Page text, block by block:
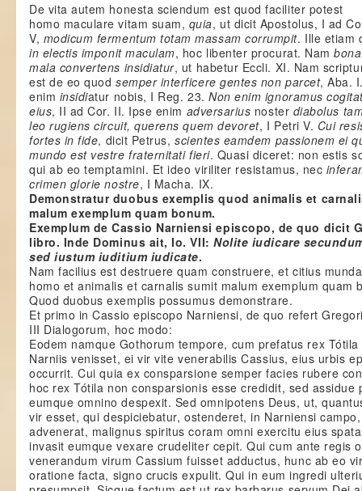
De vita autem honesta sciendum est quod faciliter potest
homo maculare vitam suam, quia, ut dicit Apostolus, I ad
V, modicum fermentum totam massam corrumpit. Ille etiam
in electis imponit maculam, hoc libenter procurat. Nam
mala convertens insidiatur, ut habetur Eccli. XI. Nam
est de eo quod semper interficere gentes non parcet, Aba.
enim insidiatur nobis, I Reg. 23.Non enim ignoramus
eius, II ad Cor. II. Ipse enim adversarius noster diabolus
leo rugiens circuit, querens quem devoret, I Petri V. Cui
fortes in fide, dicit Petrus,scientes eamdem passionem ei
mundo est vestre fraternitati fieri. Quasi diceret: non estis
qui ab eo temptamini. Et ideo viriliter resistamus, nec
crimen glorie nostre, I Macha. IX.
Demonstratur duobus exemplis quod animalis et
malum exemplum quam bonum.
Exemplum de Cassio Narniensi episcopo, de quo dicit
libro. Inde Dominus ait, Io. VII:Nolite iudicare
sed iustum iuditium iudicate.
Nam facilius est destruere quam construere, et citius
homo et animalis et carnalis sumit malum exemplum quam
Quod duobus exemplis possumus demonstrare.
Et primo in Cassio episcopo Narniensi, de quo refert
III Dialogorum, hoc modo:
Eodem namque Gothorum tempore, cum prefatus rex Tótila
Narniis venisset, ei vir vite venerabilis Cassius, eius urbis
occurrit. Cui quia ex consparsione semper facies rubere
hoc rex Tótila non consparsionis esse credidit, sed assidue
eumque omnino despexit. Sed omnipotens Deus, ut,
vir esset, qui despiciebatur, ostenderet, in Narniensi
advenerat, malignus spiritus coram omni exercitu eius
invasit eumque vexare crudeliter cepit. Qui cum ante regis
venerandum virum Cassium fuisset adductus, hunc ab eo
oratione facta, signo crucis expulit. Qui in eum ingredi